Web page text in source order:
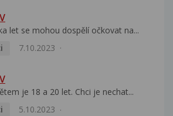
let se mohou dospělí očkovat na...
7.10.2023
je 18 a 20 let. Chci je nechat...
5.10.2023